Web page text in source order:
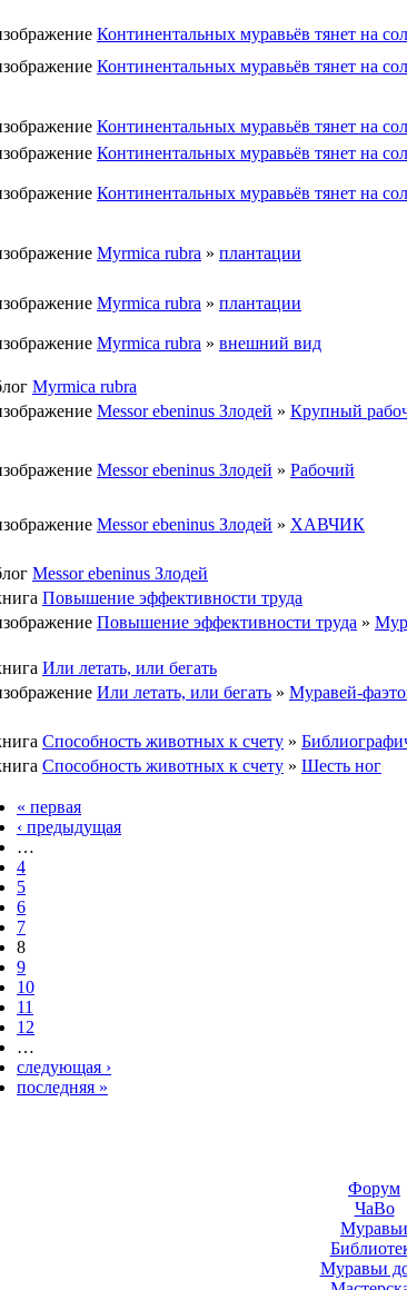
Континентальных муравьёв тянет на
Континентальных муравьёв тянет на
Континентальных муравьёв тянет на
Континентальных муравьёв тянет на
Континентальных муравьёв тянет на
Myrmica rubra » плантации
Myrmica rubra » плантации
Myrmica rubra » внешний вид
Myrmica rubra
Messor ebeninus Злодей » Крупный
Messor ebeninus Злодей » Рабочий
Messor ebeninus Злодей » ХАВЧИК
Messor ebeninus Злодей
Повышение эффективности труда
Повышение эффективности труда »
Или летать, или бегать
Или летать, или бегать » Муравей-
Способность животных к счету »
Способность животных к счету » Шесть ног
« первая
‹ предыдущая
…
4
5
6
7
8
9
10
11
12
…
следующая ›
последняя »
Форум
ЧаВо
Муравьи
Муравьи